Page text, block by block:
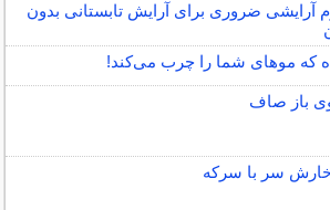
آرایشی ضروری برای آرایش تابستانی بدون
باز صاف
سر با سرکه